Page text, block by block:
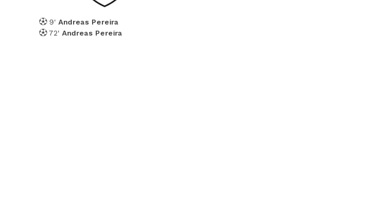
9'Andreas Pereira
72'Andreas Pereira